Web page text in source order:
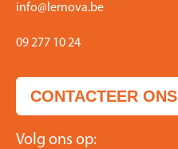
info@lernova.be
09 277 10 24
CONTACTEER ONS
Volg ons op: